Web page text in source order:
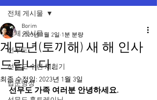
전체 게시물
선무도
선무도 수련 체험기
법문명상
전체 게시물
계묘년(토끼해) 새 해 인사
드립니다.
Borim
2023년 1월 2일 1분 분량
최종 수정일: 2023년 1월 3일
선무도 가족 여러분 안녕하세요.